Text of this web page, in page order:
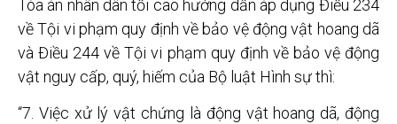
Tòa án nhân dân tối cao hướng dẫn áp dụng Điều 234
về Tội vi phạm quy định về bảo vệ động vật hoang dã
và Điều 244 về Tội vi phạm quy định về bảo vệ động
vật nguy cấp, quý, hiếm của Bộ luật Hình sự thì:
“7. Việc xử lý vật chứng là động vật hoang dã, động